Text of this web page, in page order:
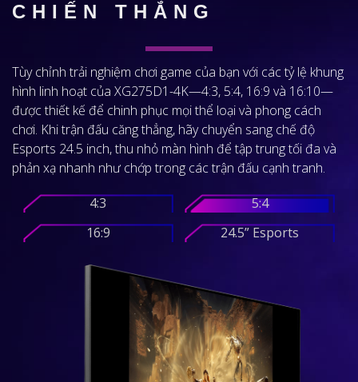
CHIẾN THẮNG
Tùy chỉnh trải nghiệm chơi game của bạn với các tỷ lệ khung
hình linh hoạt của XG275D1-4K—4:3, 5:4, 16:9 và 16:10—
được thiết kế để chinh phục mọi thể loại và phong cách
chơi. Khi trận đấu căng thẳng, hãy chuyển sang chế độ
Esports 24.5 inch, thu nhỏ màn hình để tập trung tối đa và
phản xạ nhanh như chớp trong các trận đấu cạnh tranh.
4:3
5:4
16:9
24.5” Esports